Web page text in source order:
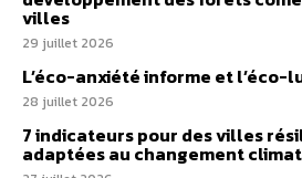
villes
29 juillet 2026
L’éco-anxiété informe et
28 juillet 2026
7 indicateurs pour des villes
adaptées au changement